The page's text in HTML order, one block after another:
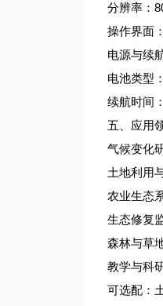
分辨率：
操作界面
电源与续
电池类型
续航时间
五、应用
气候变化
土地利用
农业生态
生态修复
森林与草
教学与科
可选配：